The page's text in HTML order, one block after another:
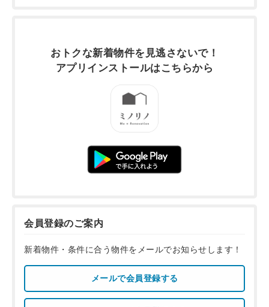
おトクな新着物件を 見逃さないで！
アプリインストールはこちらから
会員登録のご案内
新着物件・条件に合う物件をメールでお知らせします！
メールで会員登録する